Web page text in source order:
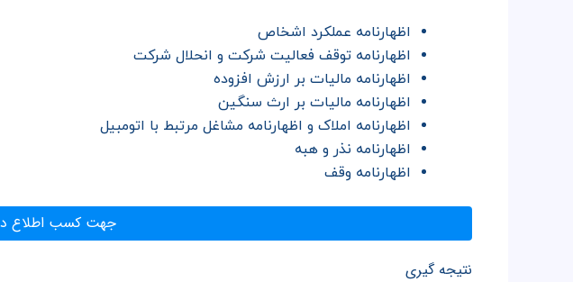
اظهارنامه عملکرد اشخاص
اظهارنامه توقف فعالیت شرکت و انحلال شرکت
اظهارنامه مالیات بر ارزش افزوده
اظهارنامه مالیات بر ارث سنگین
اظهارنامه املاک و اظهارنامه مشاغل مرتبط با اتومبیل
اظهارنامه نذر و هبه
اظهارنامه وقف
جهت کسب اطلاع در
نتیجه گیری